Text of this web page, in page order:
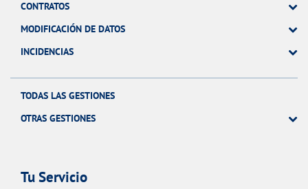
CONTRATOS
MODIFICACIÓN DE DATOS
INCIDENCIAS
TODAS LAS GESTIONES
OTRAS GESTIONES
Tu Servicio